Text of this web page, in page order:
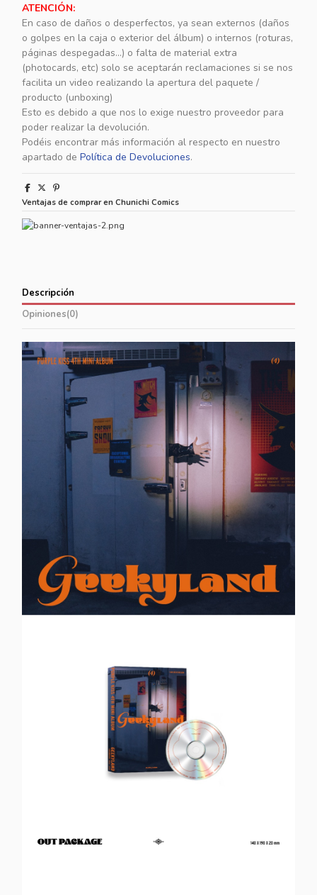
ATENCIÓN:
En caso de daños o desperfectos, ya sean externos (daños
o golpes en la caja o exterior del álbum) o internos (roturas,
páginas despegadas...) o falta de material extra
(photocards, etc) solo se aceptarán reclamaciones si se nos
facilita un video realizando la apertura del paquete /
producto (unboxing)
Esto es debido a que nos lo exige nuestro proveedor para
poder realizar la devolución.
Podéis encontrar más información al respecto en nuestro
apartado de Política de Devoluciones.
Ventajas de comprar en Chunichi Comics
Descripción
Opiniones(0)